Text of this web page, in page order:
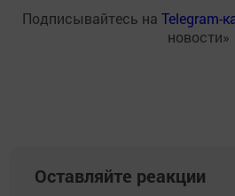
Подписывайтесь на Telegram-
новости»
Оставляйте реакции